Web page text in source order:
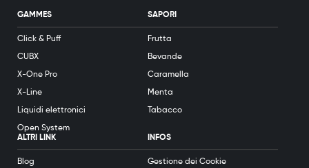
GAMMES
Click & Puff
CUBX
X-One Pro
X-Line
Liquidi elettronici
Open System
SAPORI
Frutta
Bevande
Caramella
Menta
Tabacco
ALTRI LINK
Blog
INFOS
Gestione dei Cookie